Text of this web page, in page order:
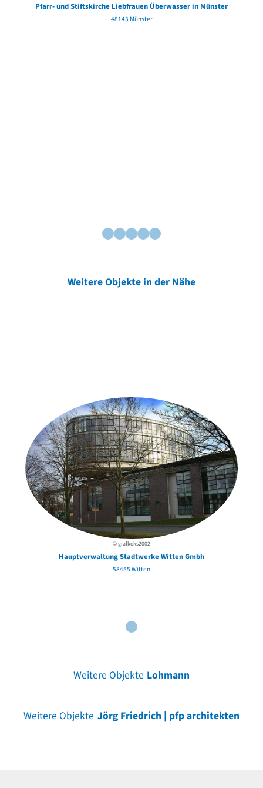
Pfarr- und Stiftskirche Liebfrauen Überwasser in Münster
48143 Münster
Weitere Objekte in der Nähe
© grafkoks2002
Hauptverwaltung Stadtwerke Witten Gmbh
58455 Witten
Weitere Objekte Lohmann
Weitere Objekte Jörg Friedrich | pfp architekten